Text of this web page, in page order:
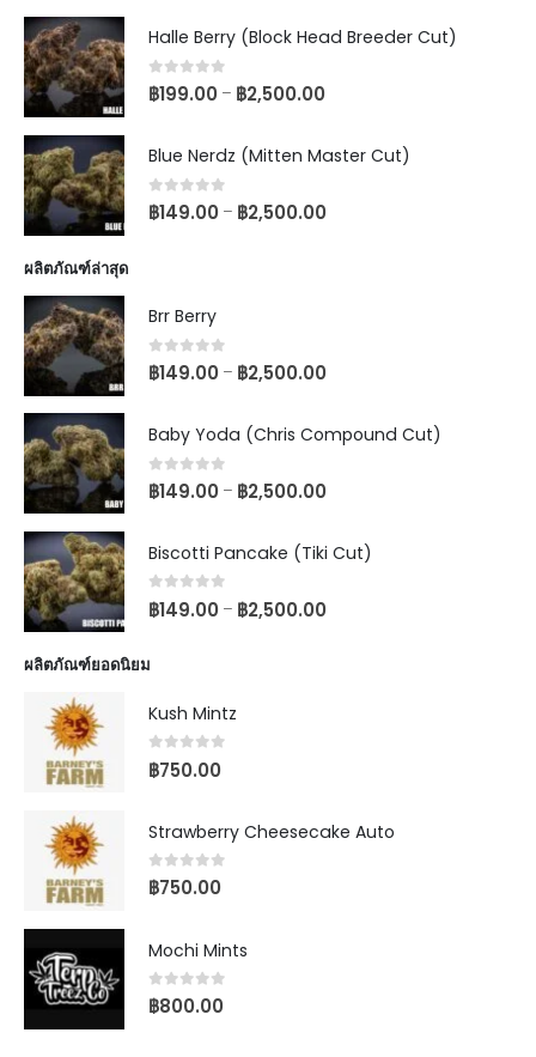
Halle Berry (Block Head Breeder Cut)
0out of 5
฿199.00 – ฿2,500.00
Blue Nerdz (Mitten Master Cut)
0out of 5
฿149.00 – ฿2,500.00
ผลิตภัณฑ์ล่าสุด
Brr Berry
0out of 5
฿149.00 – ฿2,500.00
Baby Yoda (Chris Compound Cut)
0out of 5
฿149.00 – ฿2,500.00
Biscotti Pancake (Tiki Cut)
0out of 5
฿149.00 – ฿2,500.00
ผลิตภัณฑ์ยอดนิยม
Kush Mintz
0out of 5
฿750.00
Strawberry Cheesecake Auto
0out of 5
฿750.00
Mochi Mints
0out of 5
฿800.00